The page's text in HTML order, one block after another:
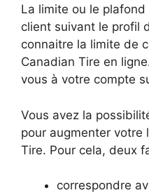
La limite ou le
client suivant le profil
connaitre la limite de
Canadian Tire en
vous à votre compte
Vous avez la
pour augmenter votre
Tire. Pour cela, deux
correspondre